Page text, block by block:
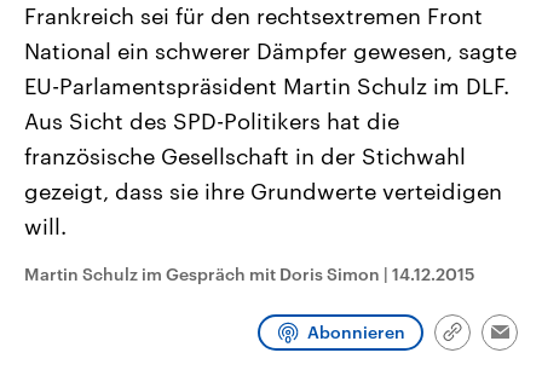
Landtagswahl Sachsen-Anhalt
2026
Alle Informationen
Sachsen-Anhalt wählt am 6.
September 2026 einen neuen
Landtag. Seit 2021 wird das
Bundesland von einer Koalition aus
Umfragen, Prognosen,
Wahlprogramme, aktuelle Berichte
und Hintergründe zu den Parteien
Wahl.
USA
Aktuelle Beiträge,
Hintergründe
Wirtschaftlich und
gehören die Vereinigten
den mächtigsten Ländern
mit großem Einfluss auf
Sendungen
Frankreich sei für den rechtsextremen Front
National ein schwerer Dämpfer gewesen, sagte
EU-Parlamentspräsident Martin Schulz im DLF.
Aus Sicht des SPD-Politikers hat die
französische Gesellschaft in der Stichwahl
gezeigt, dass sie ihre Grundwerte verteidigen
will.
Martin Schulz im Gespräch mit Doris Simon | 14.12.2015
Abonnieren
Link